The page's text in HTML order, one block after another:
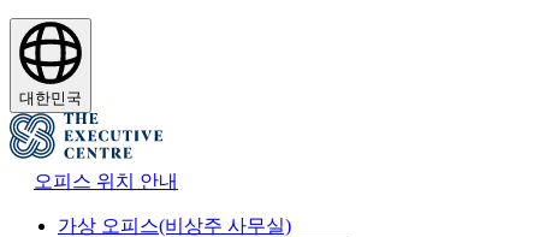
대한민국
오피스 위치 안내
가상 오피스(비상주 사무실)